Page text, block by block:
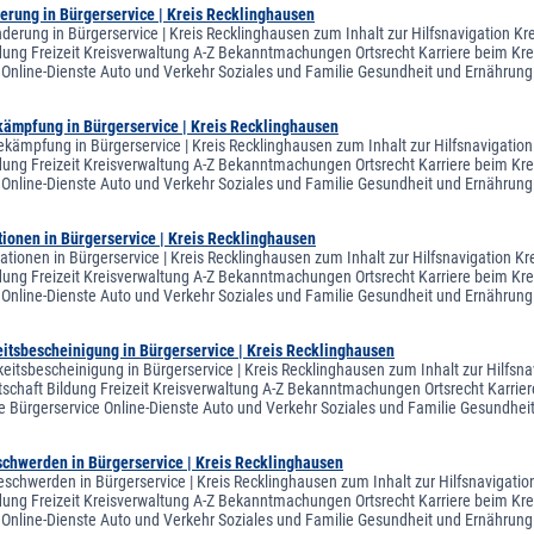
in Bürgerservice | Kreis Recklinghausen
in Bürgerservice | Kreis Recklinghausen zum Inhalt zur Hilfsnavigation
Freizeit Kreisverwaltung A-Z Bekanntmachungen Ortsrecht Karriere beim
Dienste Auto und Verkehr Soziales und Familie Gesundheit und
in Bürgerservice | Kreis Recklinghausen
in Bürgerservice | Kreis Recklinghausen zum Inhalt zur
Freizeit Kreisverwaltung A-Z Bekanntmachungen Ortsrecht Karriere beim
Dienste Auto und Verkehr Soziales und Familie Gesundheit und
in Bürgerservice | Kreis Recklinghausen
in Bürgerservice | Kreis Recklinghausen zum Inhalt zur Hilfsnavigation
Freizeit Kreisverwaltung A-Z Bekanntmachungen Ortsrecht Karriere beim
Dienste Auto und Verkehr Soziales und Familie Gesundheit und
in Bürgerservice | Kreis Recklinghausen
in Bürgerservice | Kreis Recklinghausen zum Inhalt zur
Bildung Freizeit Kreisverwaltung A-Z Bekanntmachungen Ortsrecht
Bürgerservice Online-Dienste Auto und Verkehr Soziales und Familie
in Bürgerservice | Kreis Recklinghausen
in Bürgerservice | Kreis Recklinghausen zum Inhalt zur
Freizeit Kreisverwaltung A-Z Bekanntmachungen Ortsrecht Karriere beim
Dienste Auto und Verkehr Soziales und Familie Gesundheit und